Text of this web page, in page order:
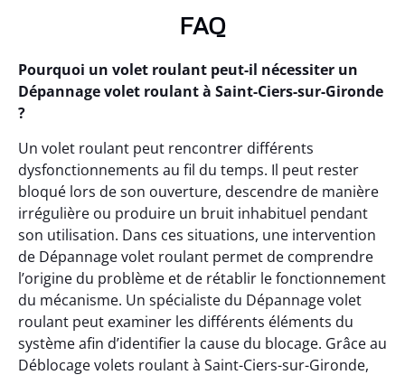
FAQ
Pourquoi un volet roulant peut-il nécessiter un
Dépannage volet roulant à Saint-Ciers-sur-Gironde
?
Un volet roulant peut rencontrer différents
dysfonctionnements au fil du temps. Il peut rester
bloqué lors de son ouverture, descendre de manière
irrégulière ou produire un bruit inhabituel pendant
son utilisation. Dans ces situations, une intervention
de Dépannage volet roulant permet de comprendre
l’origine du problème et de rétablir le fonctionnement
du mécanisme. Un spécialiste du Dépannage volet
roulant peut examiner les différents éléments du
système afin d’identifier la cause du blocage. Grâce au
Déblocage volets roulant à Saint-Ciers-sur-Gironde,